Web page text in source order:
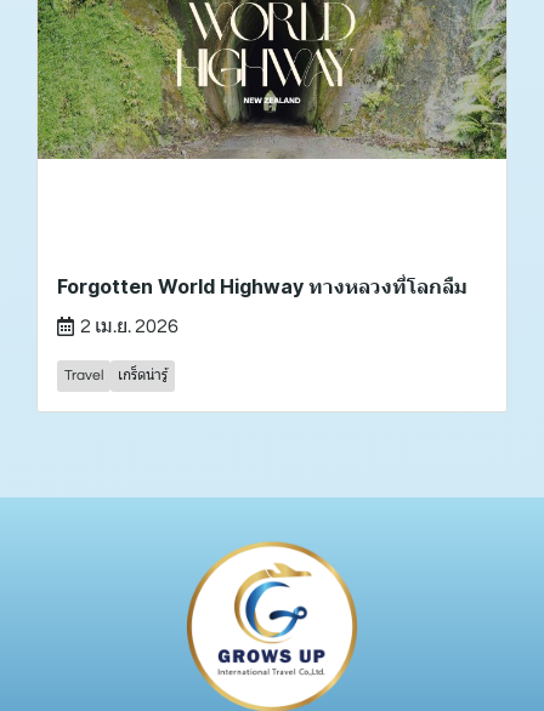
Forgotten World Highway ทางหลวงที่โลกลืม
2 เม.ย. 2026
Travel เกร็ดน่ารู้